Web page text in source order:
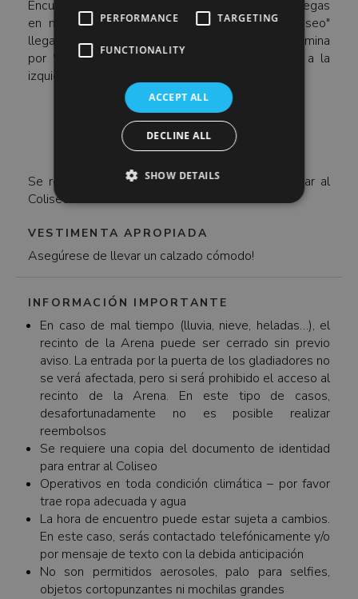
Encuéntranos en Via delle Terme di Tito 93. Si llegas
en metro, desde la estación de metro "Colosseo"
llega a la terraza que hay sobre la estación. Camina
por "Via Nicola Salvi" unos 100 metros y gira a la
izquierda.
Se requiere una identificación válida para ingresar al
Coliseo.
VESTIMENTA APROPIADA
Asegúrese de llevar un calzado cómodo!
INFORMACIÓN IMPORTANTE
En caso de mal tiempo (lluvia, nieve, heladas…), el
recinto de la Arena puede ser cerrado sin previo
aviso. La entrada por la puerta de los gladiadores no
se verá afectada, pero si será prohibido el acceso al
recinto de la Arena. En este tipo de casos,
desafortunadamente no es posible realizar
reembolsos
Se requiere una copia del documento de identidad
para entrar al Coliseo
Operativos en toda condición climática – por favor
trae ropa adecuada y agua
La hora de encuentro puede estar sujeta a cambios.
En este caso, serás contactado telefónicamente y/o
por mensaje de texto con la debida anticipación
No son permitidos aerosoles, palo para selfies,
objetos cortopunzantes ni mochilas grandes
PERFORMANCE TARGETING
FUNCTIONALITY
ACCEPT ALL
DECLINE ALL
SHOW DETAILS